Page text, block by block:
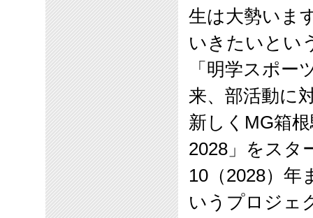
生は大勢いま
いきたいとい
「明学スポ
来、部活動に
新しく MG箱
2028 」をスタ
10 （2028）年
いうプロジェ